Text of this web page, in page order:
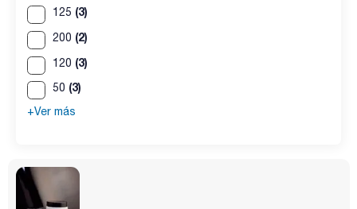
125 (3)
200 (2)
120 (3)
50 (3)
+Ver más